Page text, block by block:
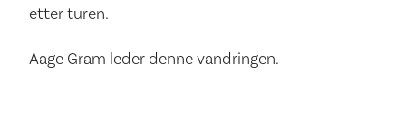
etter turen.
Aage Gram leder denne vandringen.